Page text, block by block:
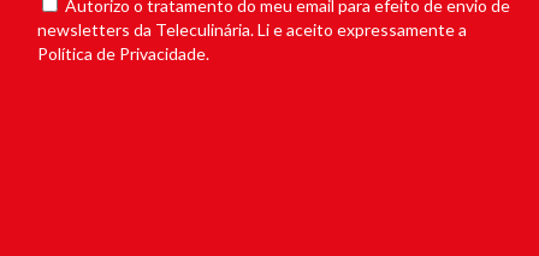
Autorizo o tratamento do meu email para efeito de envio de
newsletters da Teleculinária. Li e aceito expressamente a
Política de Privacidade.